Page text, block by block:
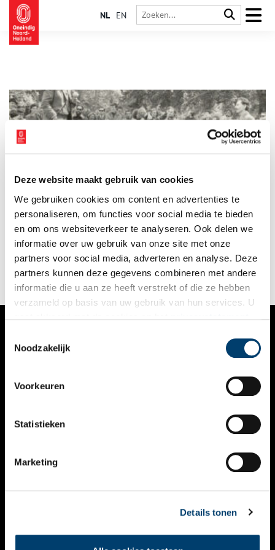
Deze website maakt gebruik van cookies
We gebruiken cookies om content en advertenties te
personaliseren, om functies voor social media te bieden
en om ons websiteverkeer te analyseren. Ook delen we
informatie over uw gebruik van onze site met onze
partners voor social media, adverteren en analyse. Deze
partners kunnen deze gegevens combineren met andere
informatie die u aan ze heeft verstrekt of die ze hebben
verzameld op basis van uw gebruik van hun services. U
Noodzakelijk
Voorkeuren
Statistieken
Marketing
Details tonen
NL EN
In 1999 kozen de lezers van het Haarlems Dagblad de in 1971
overleden Godfried Bomans tot de belangrijkste Haarlemmer
van de eeuw. Weinig schrijvers hebben zóveel over Haarlem en
de Haarlemmers geschreven als de man die steevast met een
pijp en een warrige haardos werd afgebeeld.
VERHALEN
KALENDER
THEMA’S
VIDEO’S
CONTACT